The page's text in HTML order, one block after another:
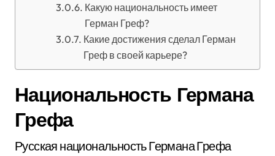
Какую национальность имеет
Герман Греф?
Какие достижения сделал Герман
Греф в своей карьере?
Национальность Германа
Грефа
Русская национальность Германа Грефа